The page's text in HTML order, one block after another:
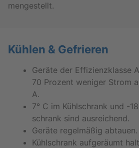
men­ge­stellt.
Küh­len & Ge­frie­ren
Ge­rä­te der Ef­fi­zi­enz­klas­se
70 Pro­zent we­ni­ger Strom
A.
7° C im Kühl­schrank und -
schrank sind aus­rei­chend.
Ge­rä­te re­gel­mä­ßig ab­tau­en.
Kühl­schrank auf­ge­räumt